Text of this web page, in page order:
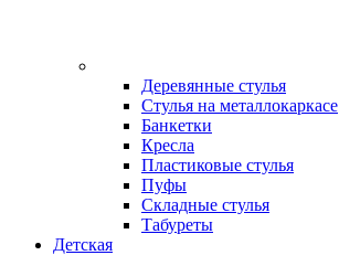
Деревянные стулья
Стулья на металлокаркасе
Банкетки
Кресла
Пластиковые стулья
Пуфы
Складные стулья
Табуреты
Детская